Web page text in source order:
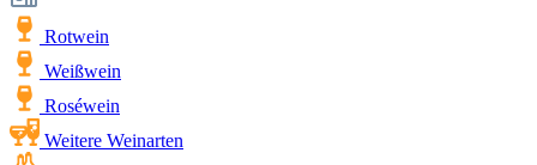
Rotwein
Weißwein
Roséwein
Weitere Weinarten